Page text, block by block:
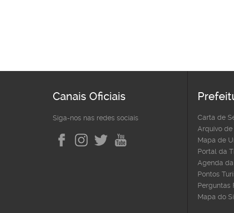
Canais Oficiais
Siga-nos nas redes sociais
Carta de
Arquivo
Mapa de
Portal da
Agenda
Pontos
Perguntas
Mapa do